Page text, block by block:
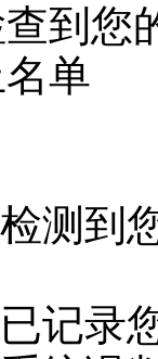
到您
单
测到
记录